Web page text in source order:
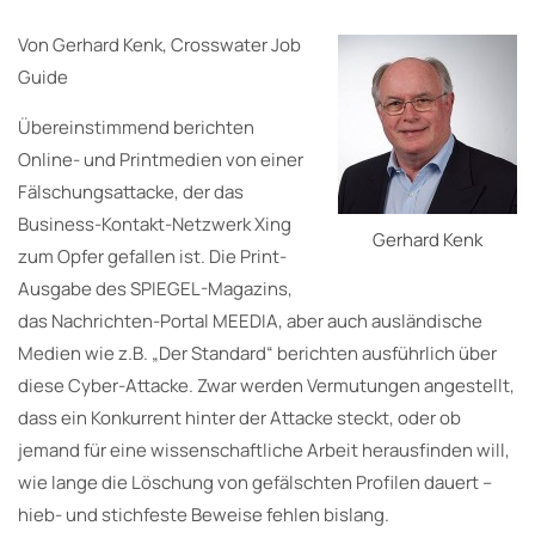
Gerhard Kenk
Von Gerhard Kenk, Crosswater Job
Guide
Übereinstimmend berichten
Online- und Printmedien von einer
Fälschungsattacke, der das
Business-Kontakt-Netzwerk Xing
zum Opfer gefallen ist. Die Print-
Ausgabe des SPIEGEL-Magazins,
das Nachrichten-Portal MEEDIA, aber auch ausländische
Medien wie z.B. „Der Standard“ berichten ausführlich über
diese Cyber-Attacke. Zwar werden Vermutungen angestellt,
dass ein Konkurrent hinter der Attacke steckt, oder ob
jemand für eine wissenschaftliche Arbeit herausfinden will,
wie lange die Löschung von gefälschten Profilen dauert –
hieb- und stichfeste Beweise fehlen bislang.